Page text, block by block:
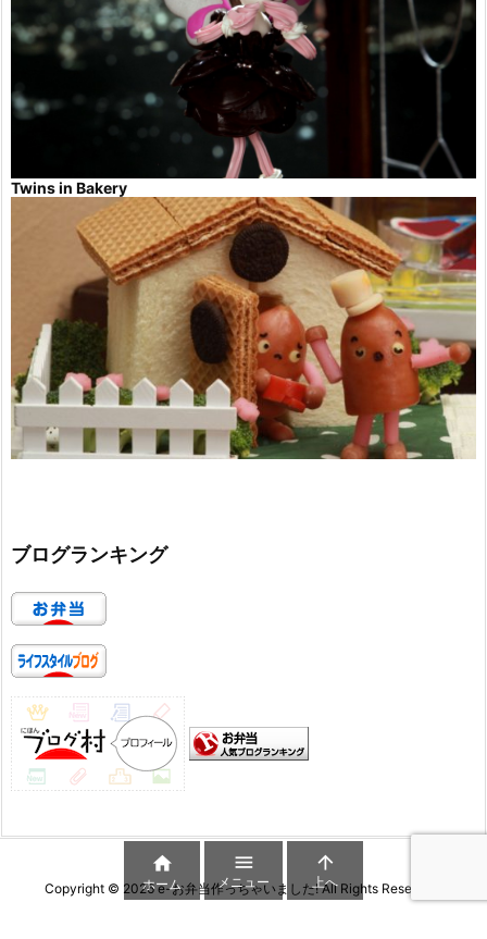
Twins in Bakery
ブログランキング
Copyright © 2026 e-お弁当作っちゃいました!All Rights Reserved.

ホーム

メニュー

上へ